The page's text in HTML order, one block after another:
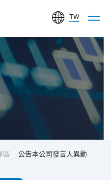
TW
投
人
區 公告本公司發言人異動